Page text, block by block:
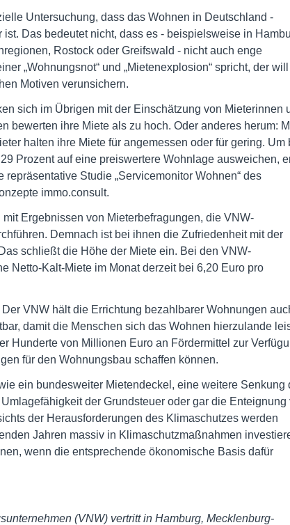
Untersuchung, dass das Wohnen in Deutschland -
Das bedeutet nicht, dass es - beispielsweise in
Rostock oder Greifswald - nicht auch enge
„Wohnungsnot“ und „Mietenexplosion“ spricht, der
Motiven verunsichern.
sich im Übrigen mit der Einschätzung von Mieterinnen
bewerten ihre Miete als zu hoch. Oder anderes herum:
halten ihre Miete für angemessen oder für gering. Um
Prozent auf eine preiswertere Wohnlage ausweichen,
Studie „Servicemonitor Wohnen“ des
immo.consult.
Ergebnissen von Mieterbefragungen, die VNW-
Demnach ist bei ihnen die Zufriedenheit mit der
schließt die Höhe der Miete ein. Bei den VNW-
Netto-Kalt-Miete im Monat derzeit bei 6,20 Euro pro
VNW hält die Errichtung bezahlbarer Wohnungen
damit die Menschen sich das Wohnen hierzulande
Hunderte von Millionen Euro an Fördermittel zur
für den Wohnungsbau schaffen können.
ein bundesweiter Mietendeckel, eine weitere Senkung
der Grundsteuer oder gar die Enteignung
der Herausforderungen des Klimaschutzes werden
Jahren massiv in Klimaschutzmaßnahmen
wenn die entsprechende ökonomische Basis dafür
(VNW) vertritt in Hamburg, Mecklenburg-